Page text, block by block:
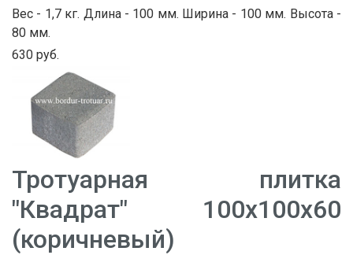
Вес - 1,7 кг. Длина - 100 мм. Ширина - 100 мм. Высота -
80 мм.
630 руб.
Тротуарная плитка
"Квадрат" 100х100х60
(коричневый)